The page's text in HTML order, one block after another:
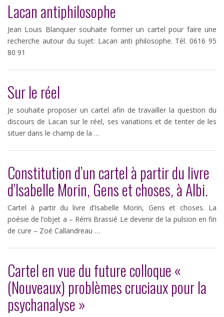
Lacan antiphilosophe
Jean Louis Blanquier souhaite former un cartel pour faire une
recherche autour du sujet: Lacan anti philosophe. Tél. 0616 95
80 91
Sur le réel
Je souhaite proposer un cartel afin de travailler la question du
discours de Lacan sur le réel, ses variations et de tenter de les
situer dans le champ de la …
Constitution d’un cartel à partir du livre
d’Isabelle Morin, Gens et choses, à Albi.
Cartel à partir du livre d’Isabelle Morin, Gens et choses. La
poésie de l’objet a – Rémi Brassié Le devenir de la pulsion en fin
de cure – Zoé Callandreau …
Cartel en vue du future colloque «
(Nouveaux) problèmes cruciaux pour la
psychanalyse »